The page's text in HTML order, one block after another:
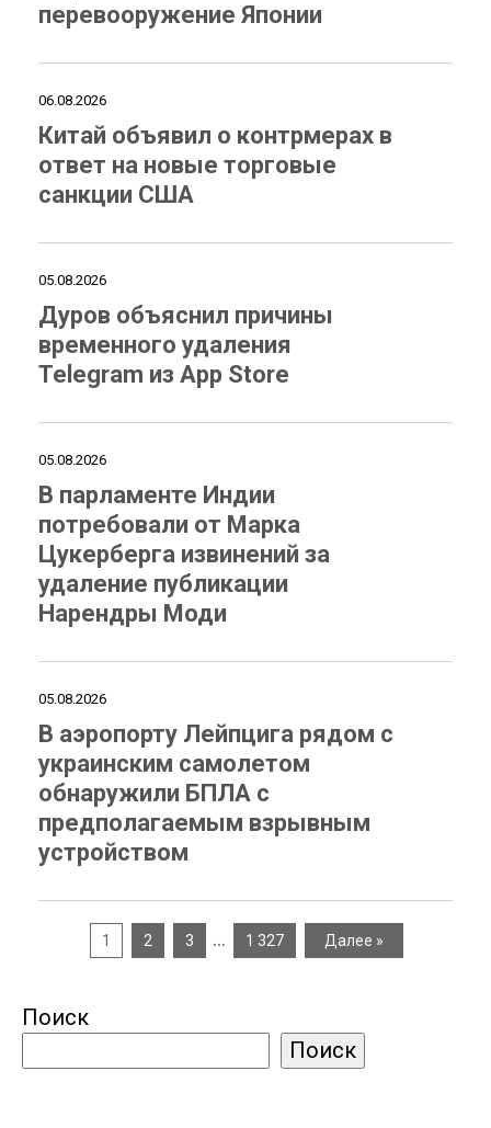
перевооружение Японии
06.08.2026
Китай объявил о контрмерах в
ответ на новые торговые
санкции США
05.08.2026
Дуров объяснил причины
временного удаления
Telegram из App Store
05.08.2026
В парламенте Индии
потребовали от Марка
Цукерберга извинений за
удаление публикации
Нарендры Моди
05.08.2026
В аэропорту Лейпцига рядом с
украинским самолетом
обнаружили БПЛА с
предполагаемым взрывным
устройством
1 2 3 … 1 327 Далее »
Поиск
Поиск